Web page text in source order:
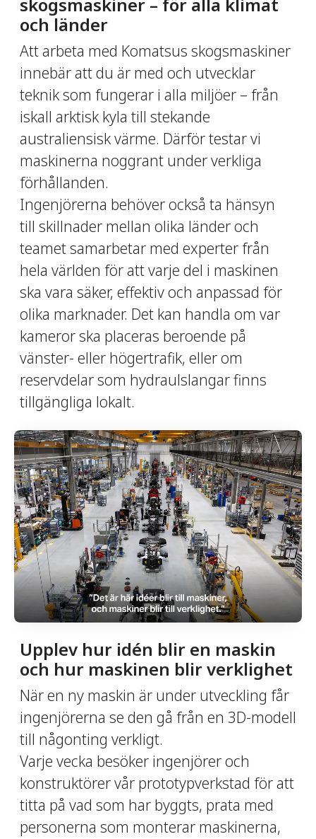
och länder
Att arbeta med Komatsus skogsmaskiner
innebär att du är med och utvecklar
teknik som fungerar i alla miljöer – från
iskall arktisk kyla till stekande
australiensisk värme. Därför testar vi
maskinerna noggrant under verkliga
förhållanden.
Ingenjörerna behöver också ta hänsyn
till skillnader mellan olika länder och
teamet samarbetar med experter från
hela världen för att varje del i maskinen
ska vara säker, effektiv och anpassad för
olika marknader. Det kan handla om var
kameror ska placeras beroende på
vänster- eller högertrafik, eller om
reservdelar som hydraulslangar finns
tillgängliga lokalt.
Upplev hur idén blir en maskin
och hur maskinen blir verklighet
När en ny maskin är under utveckling får
ingenjörerna se den gå från en 3D-modell
till någonting verkligt.
Varje vecka besöker ingenjörer och
konstruktörer vår prototypverkstad för att
titta på vad som har byggts, prata med
personerna som monterar maskinerna,